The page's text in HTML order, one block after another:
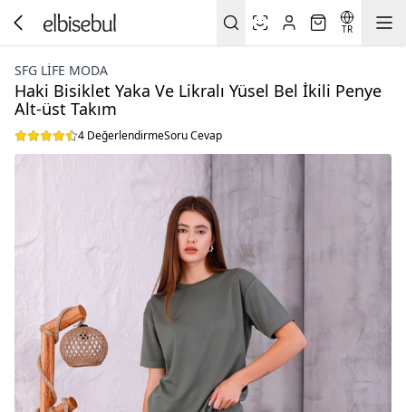
TR
SFG LIFE MODA
Haki Bisiklet Yaka Ve Likralı Yüsel Bel İkili Penye
Alt-üst Takım
4 DeğerlendirmeSoru Cevap